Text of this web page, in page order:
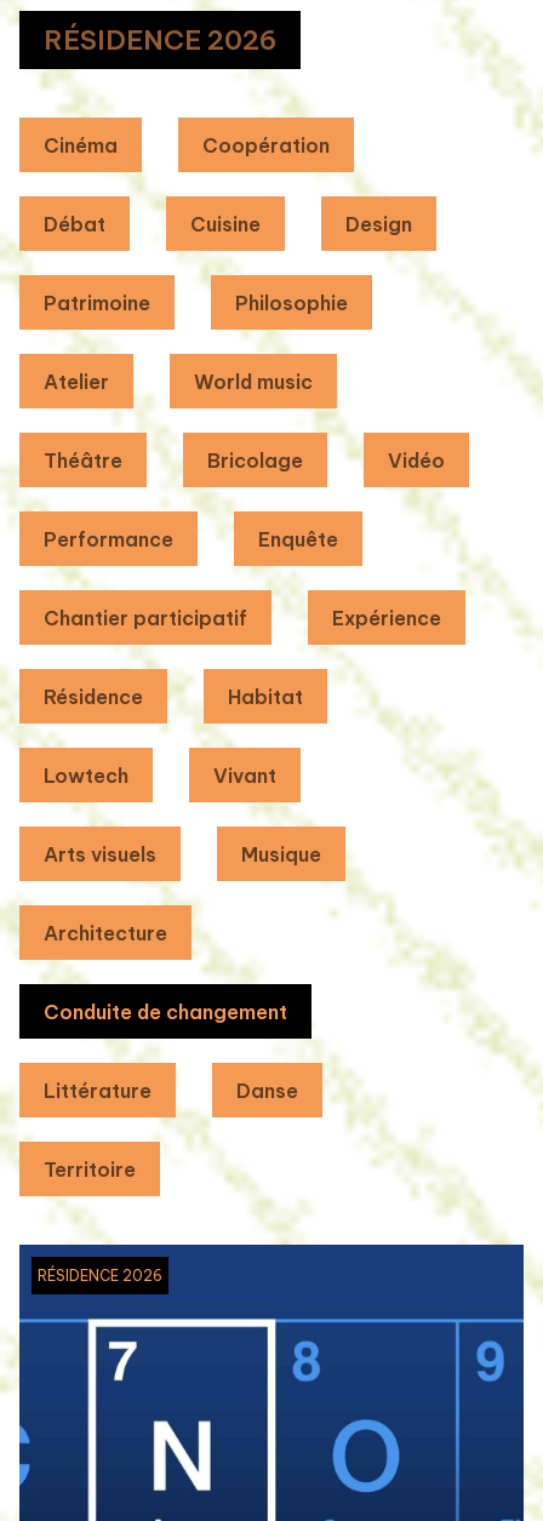
RÉSIDENCE 2026
Cinéma Coopération
Débat Cuisine Design
Patrimoine Philosophie
Atelier World music
Théâtre Bricolage Vidéo
Performance Enquête
Chantier participatif Expérience
Résidence Habitat
Lowtech Vivant
Arts visuels Musique
Architecture
Conduite de changement
Littérature Danse
Territoire
RÉSIDENCE 2026